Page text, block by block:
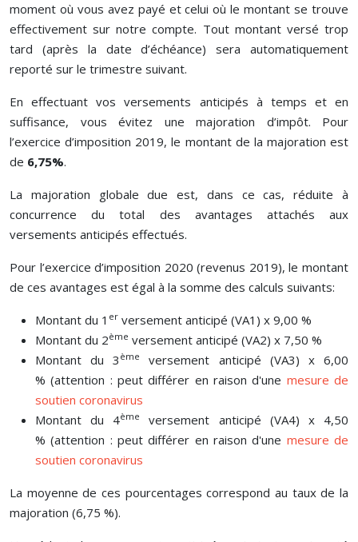
moment où vous avez payé et celui où le montant se trouve
effectivement sur notre compte. Tout montant versé trop
tard (après la date d’échéance) sera automatiquement
reporté sur le trimestre suivant.
En effectuant vos versements anticipés à temps et en
suffisance, vous évitez une majoration d’impôt. Pour
l’exercice d’imposition 2019, le montant de la majoration est
de 6,75%.
La majoration globale due est, dans ce cas, réduite à
concurrence du total des avantages attachés aux
versements anticipés effectués.
Pour l’exercice d’imposition 2020 (revenus 2019), le montant
de ces avantages est égal à la somme des calculs suivants:
Montant du 1 er versement anticipé (VA1) x 9,00 %
Montant du 2ème versement anticipé (VA2) x 7,50 %
Montant du 3 ème
versement anticipé (VA3) x 6,00
% (attention : peut différer en raison d'une mesure de
soutien coronavirus
Montant du 4ème
versement anticipé (VA4) x 4,50
% (attention : peut différer en raison d'une mesure de
soutien coronavirus
La moyenne de ces pourcentages correspond au taux de la
majoration (6,75 %).